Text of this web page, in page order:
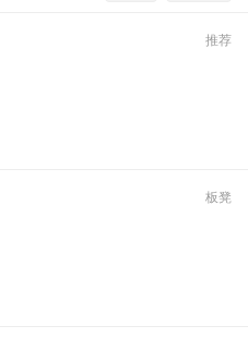
推荐
板凳